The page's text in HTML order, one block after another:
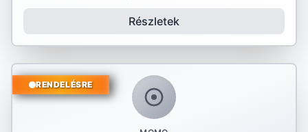
Részletek
RENDELÉSRE